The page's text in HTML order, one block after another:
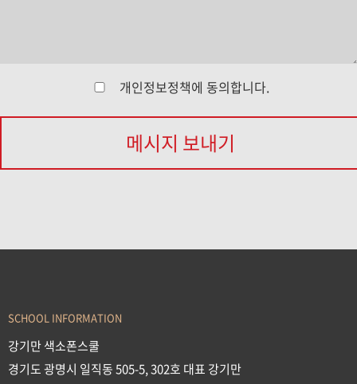
개인정보정책에 동의합니다.
메시지 보내기
SCHOOL INFORMATION
강기만 색소폰스쿨
경기도 광명시 일직동 505-5, 302호 대표 강기만